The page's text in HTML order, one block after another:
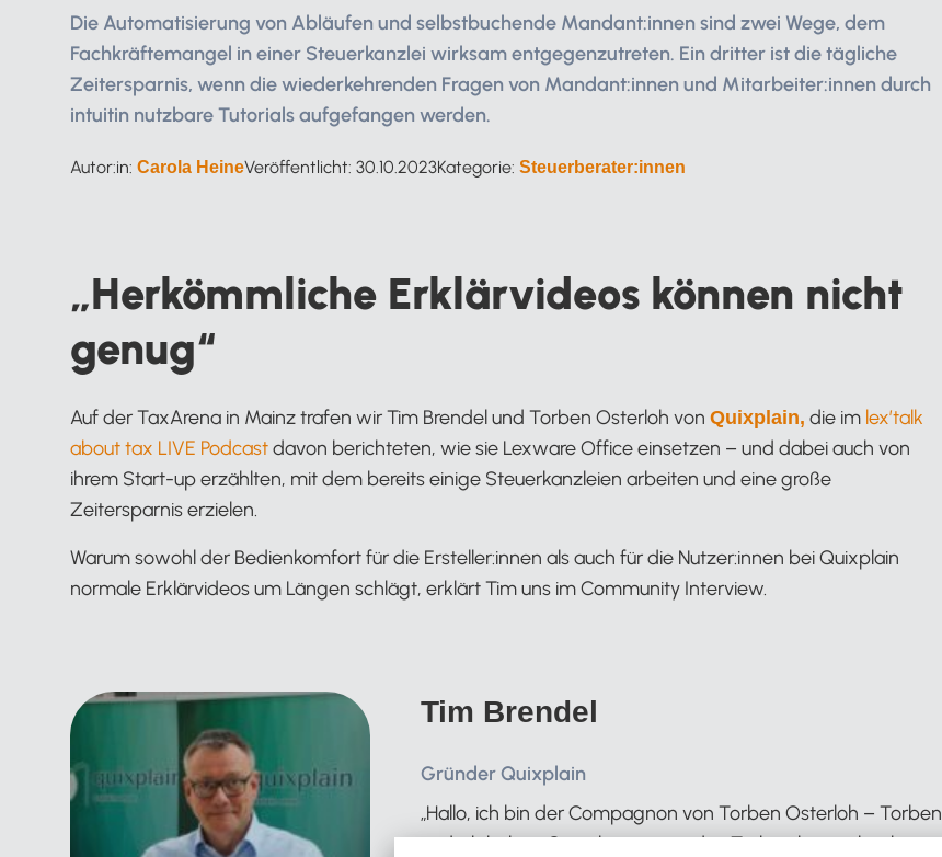
Die Automatisierung von Abläufen und selbstbuchende Mandant:innen sind zwei Wege, dem
Fachkräftemangel in einer Steuerkanzlei wirksam entgegenzutreten. Ein dritter ist die tägliche
Zeitersparnis, wenn die wiederkehrenden Fragen von Mandant:innen und Mitarbeiter:innen durch
intuitin nutzbare Tutorials aufgefangen werden.
Autor:in: Carola HeineVeröffentlicht: 30.10.2023Kategorie: Steuerberater:innen
„Herkömmliche Erklärvideos können nicht
genug“
Auf der TaxArena in Mainz trafen wir Tim Brendel und Torben Osterloh von Quixplain, die im lex’talk
about tax LIVE Podcastdavon berichteten, wie sie Lexware Office einsetzen – und dabei auch von
ihrem Start-up erzählten, mit dem bereits einige Steuerkanzleien arbeiten und eine große
Zeitersparnis erzielen.
Warum sowohl der Bedienkomfort für die Ersteller:innen als auch für die Nutzer:innen bei Quixplain
normale Erklärvideos um Längen schlägt, erklärt Tim uns im Community Interview.
Tim Brendel
Gründer Quixplain
„Hallo, ich bin der Compagnon von Torben Osterloh – Torben
und ich haben Quixplain gegründet. Torben hat vorher beim